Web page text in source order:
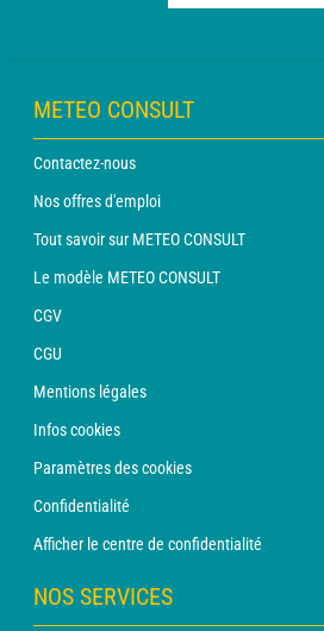
METEO CONSULT
Contactez-nous
Nos offres d'emploi
Tout savoir sur METEO CONSULT
Le modèle METEO CONSULT
CGV
CGU
Mentions légales
Infos cookies
Paramètres des cookies
Confidentialité
Afficher le centre de confidentialité
NOS SERVICES